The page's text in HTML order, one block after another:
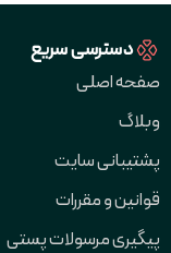
دسترسی سریع
صفحه اصلی
وبلاگ
پشتیبانی سایت
قوانین و مقررات
پیگیری مرسولات پستی